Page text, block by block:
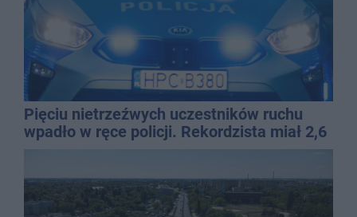
Pięciu nietrzeźwych uczestników ruchu
wpadło w ręce policji. Rekordzista miał 2,6